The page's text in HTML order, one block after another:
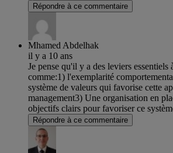
Répondre à ce commentaire
Mhamed Abdelhak
il y a 10 ans
Je pense qu'il y a des leviers essentiels
comme:1) l'exemplarité
système de valeurs qui favorise cette
management3) Une organisation en
objectifs clairs pour favoriser ce
Répondre à ce commentaire